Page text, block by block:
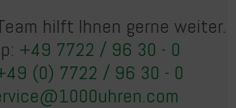
hilft Ihnen gerne weiter.
+49 7722 / 96 30 - 0
(0) 7722 / 96 30 - 0